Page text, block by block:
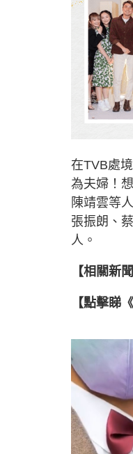
在TVB處
為夫婦！
陳靖雲等
張振朗、
人。
【相關新
【點擊睇